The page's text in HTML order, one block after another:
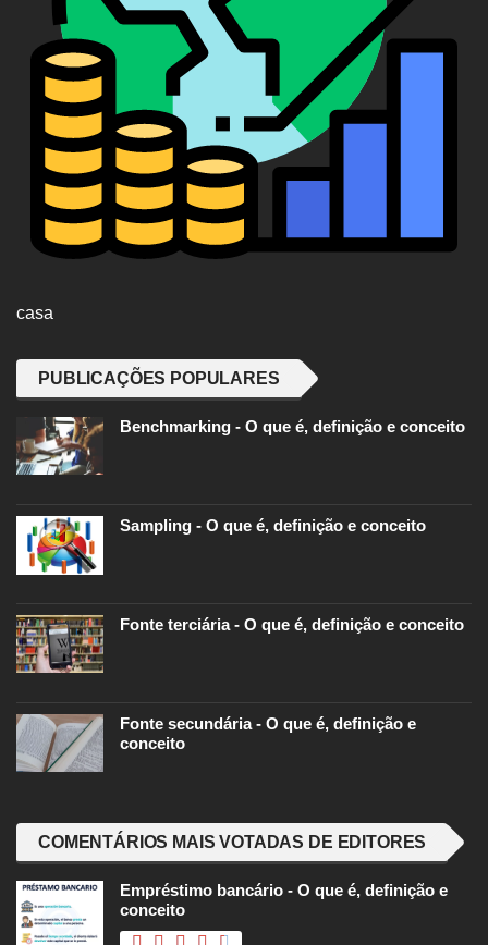
casa
PUBLICAÇÕES POPULARES
Benchmarking - O que é, definição e conceito
Sampling - O que é, definição e conceito
Fonte terciária - O que é, definição e conceito
Fonte secundária - O que é, definição e
conceito
COMENTÁRIOS MAIS VOTADAS DE EDITORES
Empréstimo bancário - O que é, definição e
conceito